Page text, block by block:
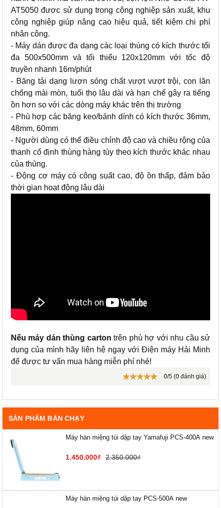
AT5050 được sử dụng trong công nghiệp sản xuất, khu
công nghiệp giúp nâng cao hiệu quả, tiết kiệm chi phí
nhân công.
- Máy dán được đa dạng các loại thùng có kích thước tối
đa 500x500mm và tối thiểu 120x120mm với tốc độ
truyền nhanh 16m/phút
- Băng tải dạng lượn sóng chất vượt vượt trội, con lăn
chống mài mòn, tuổi thọ lâu dài và hạn chế gây ra tiếng
ồn hơn so với các dòng máy khác trên thị trường
- Phù hợp các băng keo/bánh dính có kích thước 36mm,
48mm, 60mm
- Người dùng có thể điều chỉnh độ cao và chiều rộng của
thanh cố định thùng hàng tùy theo kích thước khác nhau
của thùng.
- Động cơ máy có công suất cao, độ ồn thấp, đảm bảo
thời gian hoạt động lâu dài
Nếu máy dán thùng carton trên phù hợ với nhu cầu sử
dụng của mình hãy liên hệ ngay với Điện máy Hải Minh
để được tư vấn mua hàng miễn phí nhé!
0/5 (0 đánh giá)
SẢN PHẨM BÁN CHẠY
Máy hàn miệng túi dập tay Yamafuji PCS-400A new
1.450.000₫ 2.350.000₫
Máy hàn miệng túi dập tay PCS-500A new